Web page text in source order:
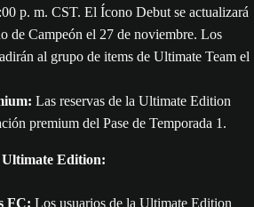
p. m. CST. El Ícono Debut se actualizará
de Campeón el 27 de noviembre. Los
al grupo de items de Ultimate Team el
Las reservas de la Ultimate Edition
premium del Pase de Temporada 1.
Ultimate Edition:
FC: Los usuarios de la Ultimate Edition